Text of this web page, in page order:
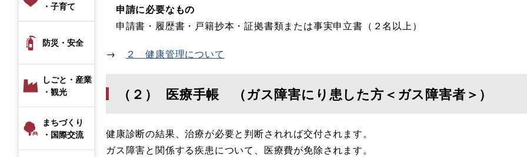
・子育て
防災・安全
しごと・産業
・観光
まちづくり
・国際交流
申請に必要なもの
申請書・履歴書・戸籍抄本・証拠書類または事実申立書（２名以上）
→ ２ 健康管理について
（２） 医療手帳 （ガス障害にり患した方＜ガス障害者＞）
健康診断の結果、治療が必要と判断されれば交付されます。
ガス障害と関係する疾患について、医療費が免除されます。